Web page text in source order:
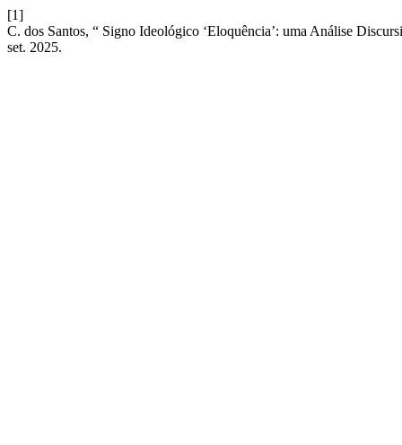
[1]
C. dos Santos, “ Signo Ideológico ‘Eloquência’: uma Análise
set. 2025.